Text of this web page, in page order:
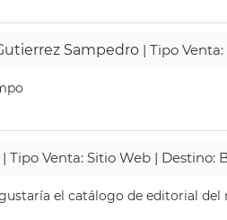
Sampedro | Tipo
| Tipo Venta: Sitio Web | Destino:
el catálogo de editorial